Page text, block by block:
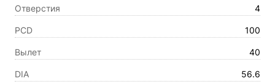
Отверстия 4
PCD 100
Вылет 40
DIA 56.6